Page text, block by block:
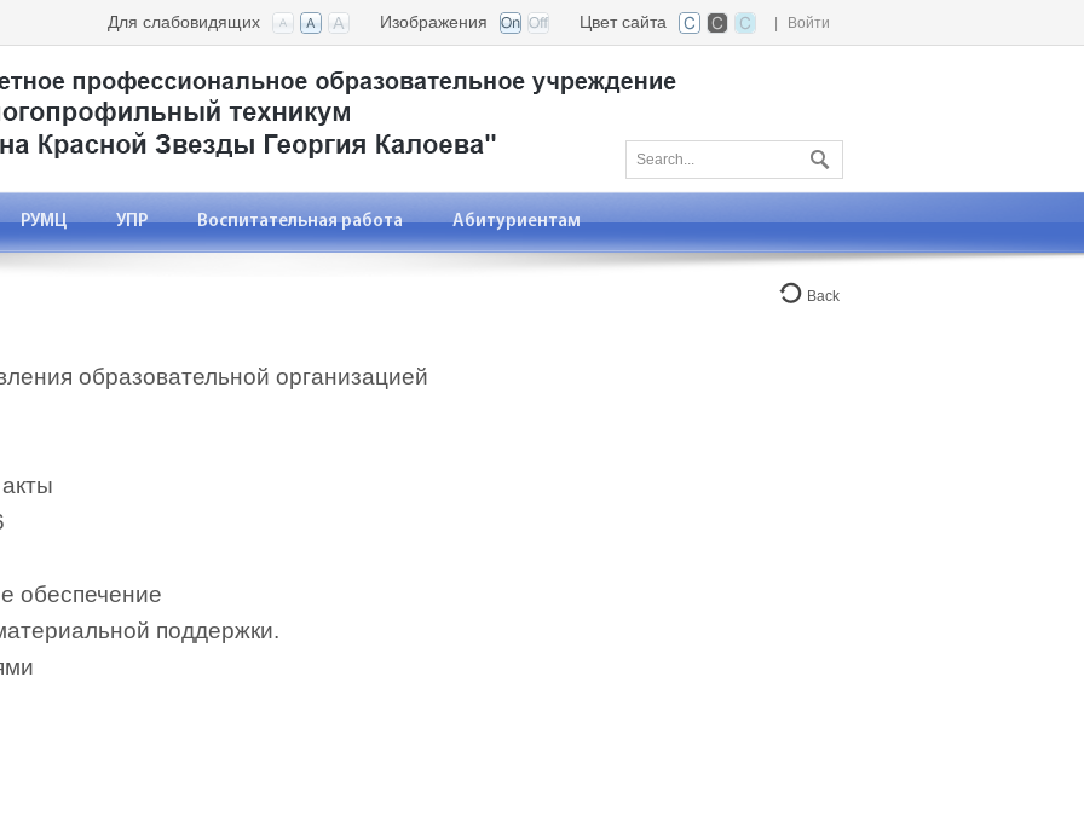
Войти
Цвет сайта
Изображения
Для слабовидящих
РУМЦ УПР Воспитательная работа Абитуриентам
Back
образовательной организацией
обеспечение
поддержки.